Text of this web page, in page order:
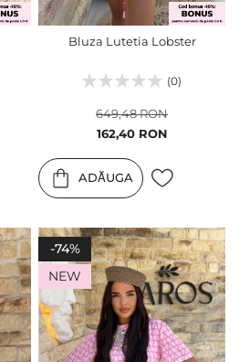
Bluza Lutetia Lobster
(0)
Pret
162,40 RON
649,48 RON
ADĂUGA
-74%
NEW